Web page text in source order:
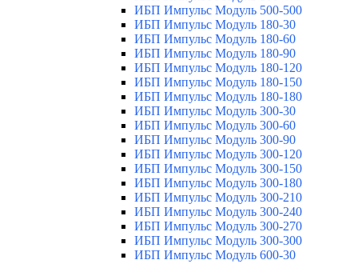
ИБП Импульс Модуль 500-500
ИБП Импульс Модуль 180-30
ИБП Импульс Модуль 180-60
ИБП Импульс Модуль 180-90
ИБП Импульс Модуль 180-120
ИБП Импульс Модуль 180-150
ИБП Импульс Модуль 180-180
ИБП Импульс Модуль 300-30
ИБП Импульс Модуль 300-60
ИБП Импульс Модуль 300-90
ИБП Импульс Модуль 300-120
ИБП Импульс Модуль 300-150
ИБП Импульс Модуль 300-180
ИБП Импульс Модуль 300-210
ИБП Импульс Модуль 300-240
ИБП Импульс Модуль 300-270
ИБП Импульс Модуль 300-300
ИБП Импульс Модуль 600-30